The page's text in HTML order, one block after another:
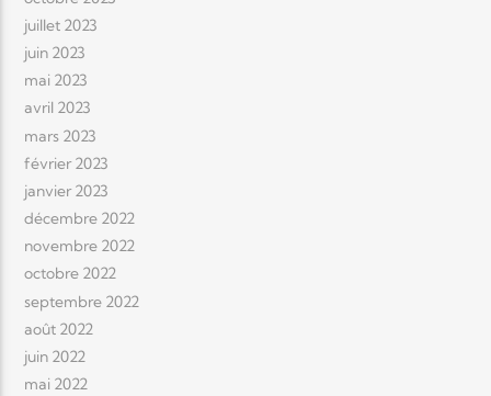
juillet 2023
juin 2023
mai 2023
avril 2023
mars 2023
février 2023
janvier 2023
décembre 2022
novembre 2022
octobre 2022
septembre 2022
août 2022
juin 2022
mai 2022